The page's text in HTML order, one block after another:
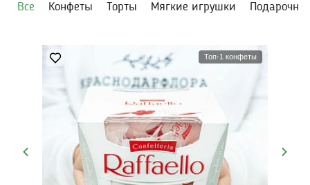
Все Конфеты Торты Мягкие игрушки
Топ-1 конфеты